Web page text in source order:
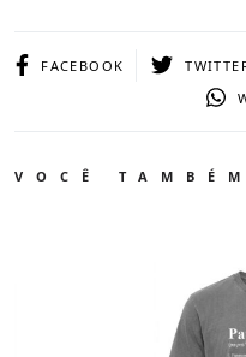
FACEBOOK
VOCÊ